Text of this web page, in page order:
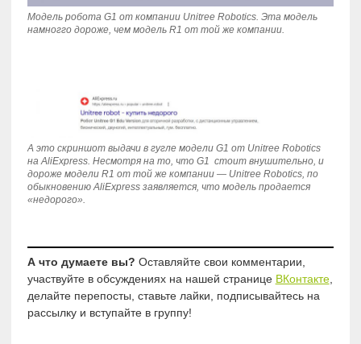
Модель робота G1 от компании Unitree Robotics. Эта модель
намногго дороже, чем модель R1 от той же компании.
А это скриншот выдачи в гугле модели G1 от Unitree Robotics
на AliExpress. Несмотря на то, что G1 стоит внушительно, и
дороже модели R1 от той же компании — Unitree Robotics, по
обыкновению AliExpress заявляется, что модель продается
«недорого».
А что думаете вы? Оставляйте свои комментарии,
участвуйте в обсуждениях на нашей странице ВКонтакте,
делайте перепосты, ставьте лайки, подписывайтесь на
рассылку и вступайте в группу!